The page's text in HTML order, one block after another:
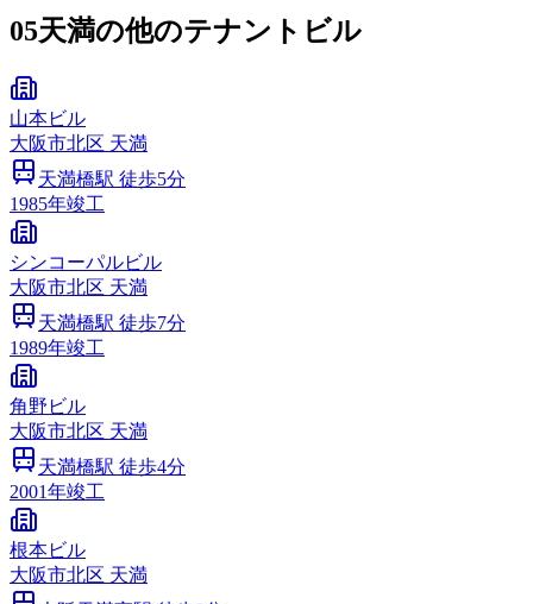
05天満の他のテナントビル
山本ビル
大阪市北区 天満
天満橋駅 徒歩5分
1985年竣工
シンコーパルビル
大阪市北区 天満
天満橋駅 徒歩7分
1989年竣工
角野ビル
大阪市北区 天満
天満橋駅 徒歩4分
2001年竣工
根本ビル
大阪市北区 天満